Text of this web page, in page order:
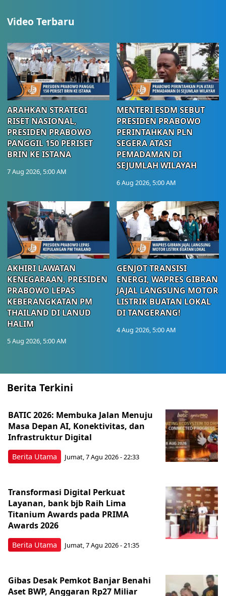
Video Terbaru
ARAHKAN STRATEGI
RISET NASIONAL,
PRESIDEN PRABOWO
PANGGIL 150 PERISET
BRIN KE ISTANA
7 Aug 2026, 5:00 AM
MENTERI ESDM SEBUT
PRESIDEN PRABOWO
PERINTAHKAN PLN
SEGERA ATASI
PEMADAMAN DI
SEJUMLAH WILAYAH
6 Aug 2026, 5:00 AM
AKHIRI LAWATAN
KENEGARAAN, PRESIDEN
PRABOWO LEPAS
KEBERANGKATAN PM
THAILAND DI LANUD
HALIM
5 Aug 2026, 5:00 AM
GENJOT TRANSISI
ENERGI, WAPRES GIBRAN
JAJAL LANGSUNG MOTOR
LISTRIK BUATAN LOKAL
DI TANGERANG!
4 Aug 2026, 5:00 AM
Berita Terkini
Berita Utama
BATIC 2026: Membuka Jalan Menuju
Masa Depan AI, Konektivitas, dan
Infrastruktur Digital
Jumat, 7 Agu 2026 - 22:33
Berita Utama
Transformasi Digital Perkuat
Layanan, bank bjb Raih Lima
Titanium Awards pada PRIMA
Awards 2026
Jumat, 7 Agu 2026 - 21:35
Gibas Desak Pemkot Banjar Benahi
Aset BWP, Anggaran Rp27 Miliar